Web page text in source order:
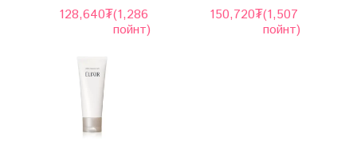
128,640₮(1,286
пойнт)
150,720₮(1,507
пойнт)